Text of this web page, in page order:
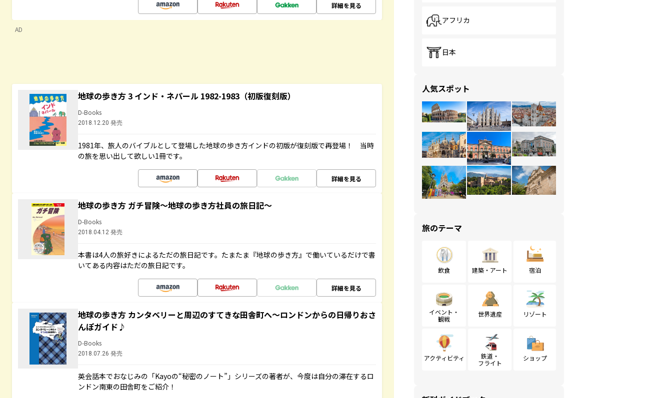
詳細を見る
AD
地球の歩き方 3 インド・ネパール 1982-1983（初版復刻版）
D-Books
2018.12.20 発売
1981年、旅人のバイブルとして登場した地球の歩き方インドの初版が復刻版で再登場！ 当時
の旅を思い出して欲しい1冊です。
詳細を見る
地球の歩き方 ガチ冒険～地球の歩き方社員の旅日記～
D-Books
2018.04.12 発売
本書は4人の旅好きによるただの旅日記です。たまたま『地球の歩き方』で働いているだけで書
いてある内容はただの旅日記です。
詳細を見る
地球の歩き方 カンタベリーと周辺のすてきな田舎町へ～ロンドンからの日帰りおさ
んぽガイド♪
D-Books
2018.07.26 発売
英会話本でおなじみの「Kayoの“秘密のノート”」シリーズの著者が、今度は自分の滞在するロ
ンドン南東の田舎町をご紹介！
アフリカ
日本
人気スポット
旅のテーマ
飲食 建築・アート 宿泊
イベント・
観戦
世界遺産 リゾート
アクティビティ
鉄道・
フライト
ショップ